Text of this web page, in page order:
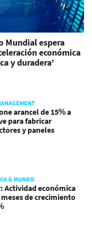
Mundial espera
económica
y duradera’
arancel de 15% a
para fabricar
y paneles
& MUNDO
Actividad económica
de crecimiento